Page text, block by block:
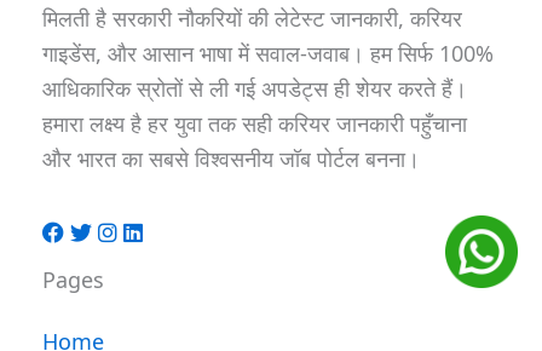
मिलती है सरकारी नौकरियों की लेटेस्ट जानकारी, करियर
गाइडेंस, और आसान भाषा में सवाल-जवाब। हम सिर्फ 100%
आधिकारिक स्रोतों से ली गई अपडेट्स ही शेयर करते हैं।
हमारा लक्ष्य है हर युवा तक सही करियर जानकारी पहुँचाना
और भारत का सबसे विश्वसनीय जॉब पोर्टल बनना।
Pages
Home